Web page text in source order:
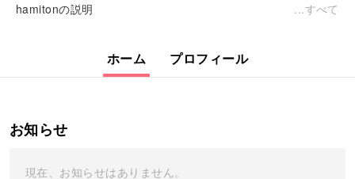
hamitonの説明 すべて
ホーム プロフィール
お知らせ
現在、お知らせはありません。